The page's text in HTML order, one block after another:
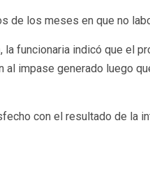
de los meses en que no
, la funcionaria indicó que el
impase generado luego
con el resultado de la